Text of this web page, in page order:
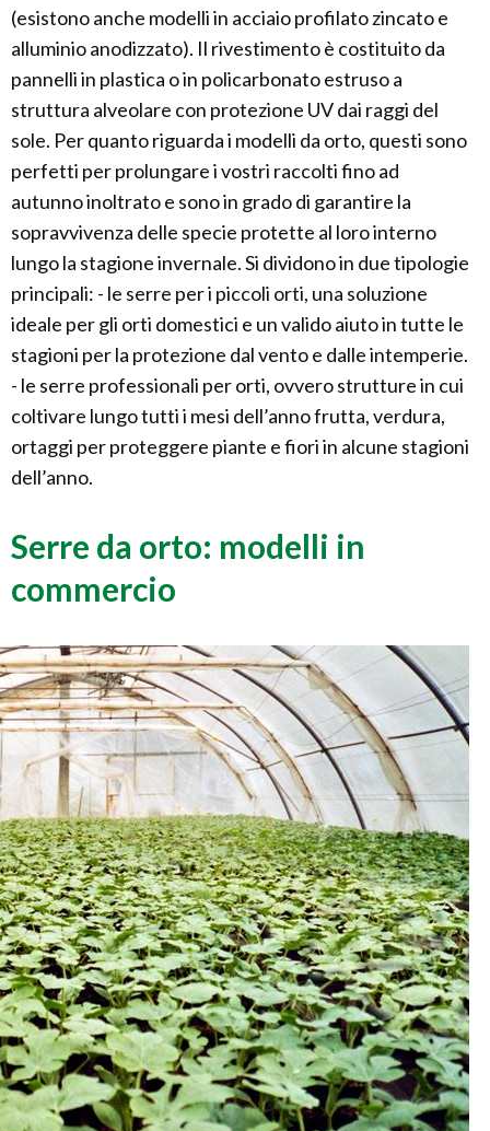
(esistono anche modelli in acciaio profilato zincato e
alluminio anodizzato). Il rivestimento è costituito da
pannelli in plastica o in policarbonato estruso a
struttura alveolare con protezione UV dai raggi del
sole. Per quanto riguarda i modelli da orto, questi sono
perfetti per prolungare i vostri raccolti fino ad
autunno inoltrato e sono in grado di garantire la
sopravvivenza delle specie protette al loro interno
lungo la stagione invernale. Si dividono in due tipologie
principali: - le serre per i piccoli orti, una soluzione
ideale per gli orti domestici e un valido aiuto in tutte le
stagioni per la protezione dal vento e dalle intemperie.
- le serre professionali per orti, ovvero strutture in cui
coltivare lungo tutti i mesi dell’anno frutta, verdura,
ortaggi per proteggere piante e fiori in alcune stagioni
dell’anno.
Serre da orto: modelli in
commercio